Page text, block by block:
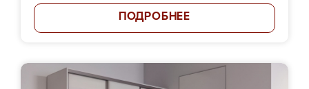
ПОДРОБНЕЕ